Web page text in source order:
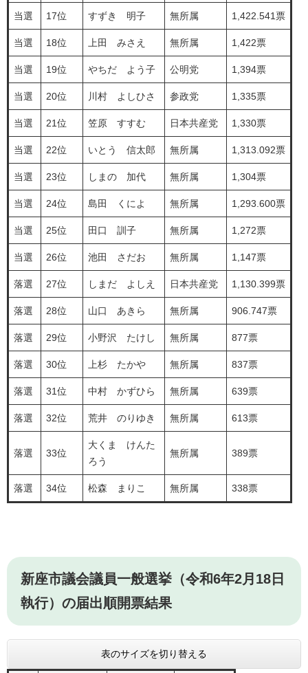
当選 17位 すずき 明子 無所属 1,422.541票
当選 18位 上田 みさえ 無所属 1,422票
当選 19位 やちだ よう子 公明党 1,394票
当選 20位 川村 よしひさ 参政党 1,335票
当選 21位 笠原 すすむ 日本共産党 1,330票
当選 22位 いとう 信太郎 無所属 1,313.092票
当選 23位 しまの 加代 無所属 1,304票
当選 24位 島田 くによ 無所属 1,293.600票
当選 25位 田口 訓子 無所属 1,272票
当選 26位 池田 さだお 無所属 1,147票
落選 27位 しまだ よしえ 日本共産党 1,130.399票
落選 28位 山口 あきら 無所属 906.747票
落選 29位 小野沢 たけし 無所属 877票
落選 30位 上杉 たかや 無所属 837票
落選 31位 中村 かずひら 無所属 639票
落選 32位 荒井 のりゆき 無所属 613票
落選 33位
大くま けんた
ろう
無所属 389票
落選 34位 松森 まりこ 無所属 338票
新座市議会議員一般選挙（令和6年2月18日
執行）の届出順開票結果
表のサイズを切り替える